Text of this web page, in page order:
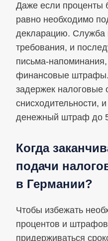
Даже если проценты
равно необходимо
декларацию. Служба
требования, и
письма-напоминания,
финансовые штрафы.
задержек налоговые
снисходительности,
денежный штраф до
Когда
подачи
в Германии?
Чтобы избежать
процентов и
придерживаться